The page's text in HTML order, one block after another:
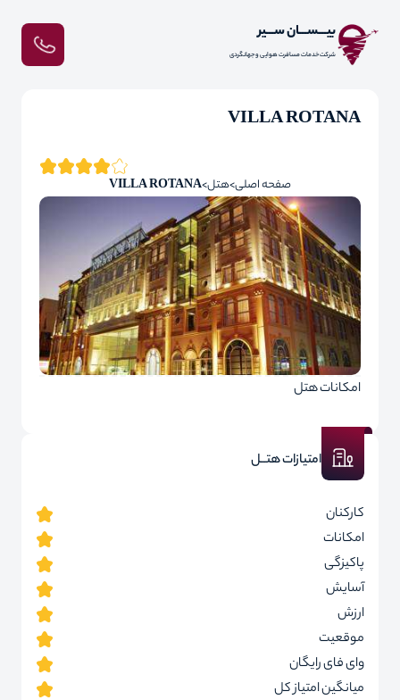
بیـــســـان ســـیر
شرکت خدمات مسافرت هوایی و جهانگردی
VILLA ROTANA
صفحه اصلی هتل VILLA ROTANA
امکانات هتل
امتیازات هتــل
کارکنان
امکانات
پاکیزگی
آسایش
ارزش
موقعیت
وای فای رایگان
میانگین امتیاز کل